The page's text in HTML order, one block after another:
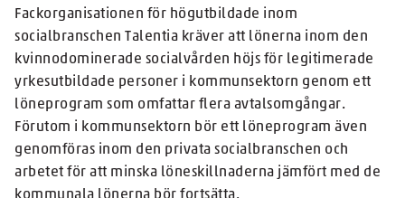
Fackorganisationen för högutbildade inom
socialbranschen Talentia kräver att lönerna inom den
kvinnodominerade socialvården höjs för legitimerade
yrkesutbildade personer i kommunsektorn genom ett
löneprogram som omfattar flera avtalsomgångar.
Förutom i kommunsektorn bör ett löneprogram även
genomföras inom den privata socialbranschen och
arbetet för att minska löneskillnaderna jämfört med de
kommunala lönerna bör fortsätta.